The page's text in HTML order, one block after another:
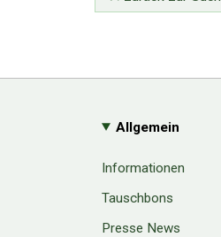
Allgemein
Informationen
Tauschbons
Presse News